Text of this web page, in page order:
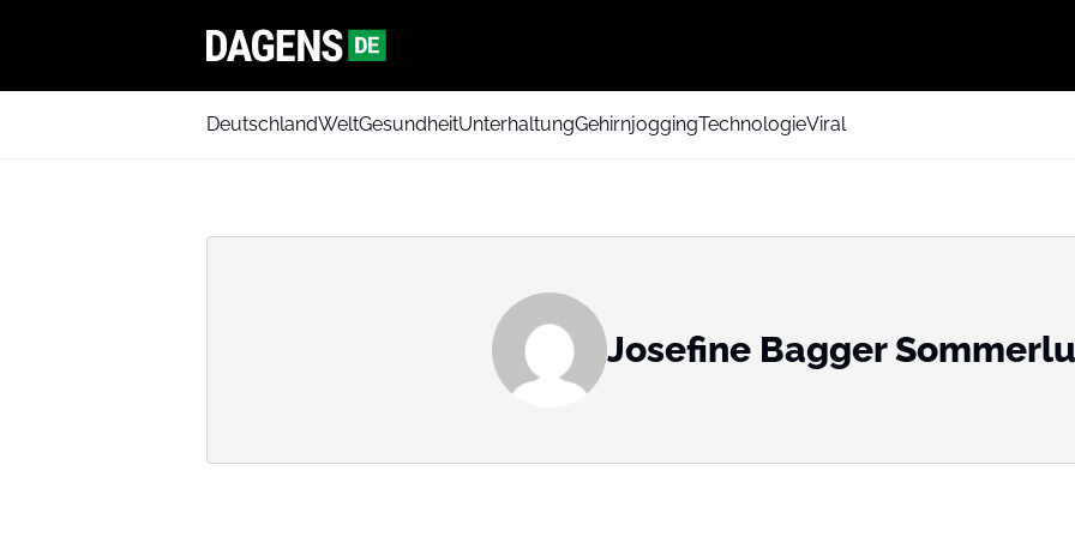
DeutschlandWeltGesundheitUnterhaltungGehirnjoggingTechnologieViral
Josefine Bagger